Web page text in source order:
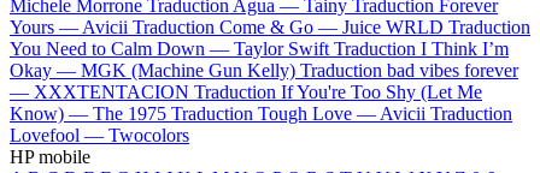
Michele Morrone Traduction Agua — Tainy Traduction Forever
Yours — Avicii Traduction Come & Go — Juice WRLD Traduction
You Need to Calm Down — Taylor Swift Traduction I Think I’m
Okay — MGK (Machine Gun Kelly) Traduction bad vibes forever
— XXXTENTACION Traduction If You're Too Shy (Let Me
Know) — The 1975 Traduction Tough Love — Avicii Traduction
Lovefool — Twocolors
HP mobile